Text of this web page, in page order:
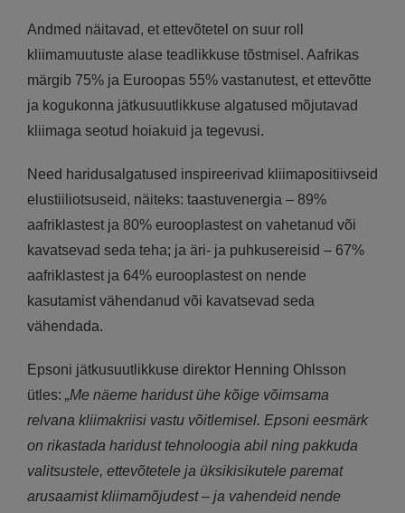
Andmed näitavad, et ettevõtetel on suur roll
kliimamuutuste alase teadlikkuse tõstmisel. Aafrikas
märgib 75% ja Euroopas 55% vastanutest, et ettevõtte
ja kogukonna jätkusuutlikkuse algatused mõjutavad
kliimaga seotud hoiakuid ja tegevusi.
Need haridusalgatused inspireerivad kliimapositiivseid
elustiiliotsuseid, näiteks: taastuvenergia – 89%
aafriklastest ja 80% eurooplastest on vahetanud või
kavatsevad seda teha; ja äri- ja puhkusereisid – 67%
aafriklastest ja 64% eurooplastest on nende
kasutamist vähendanud või kavatsevad seda
vähendada.
Epsoni jätkusuutlikkuse direktor Henning Ohlsson
ütles: „Me näeme haridust ühe kõige võimsama
relvana kliimakriisi vastu võitlemisel. Epsoni eesmärk
on rikastada haridust tehnoloogia abil ning pakkuda
valitsustele, ettevõtetele ja üksikisikutele paremat
arusaamist kliimamõjudest – ja vahendeid nende